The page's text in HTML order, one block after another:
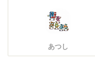
あつし